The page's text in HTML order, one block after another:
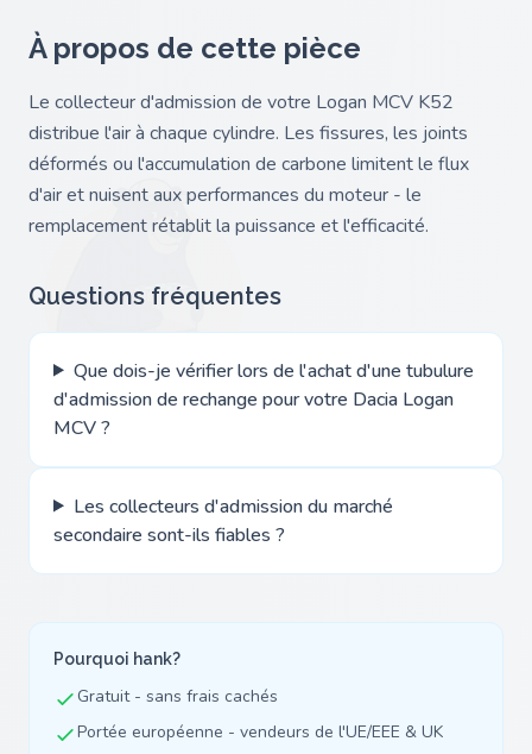
À propos de cette pièce
Le collecteur d'admission de votre Logan MCV K52
distribue l'air à chaque cylindre. Les fissures, les joints
déformés ou l'accumulation de carbone limitent le flux
d'air et nuisent aux performances du moteur - le
remplacement rétablit la puissance et l'efficacité.
Questions fréquentes
Que dois-je vérifier lors de l'achat d'une tubulure
d'admission de rechange pour votre Dacia Logan
MCV ?
Les collecteurs d'admission du marché
secondaire sont-ils fiables ?
Pourquoi hank?
Gratuit - sans frais cachés
Portée européenne - vendeurs de l'UE/EEE & UK